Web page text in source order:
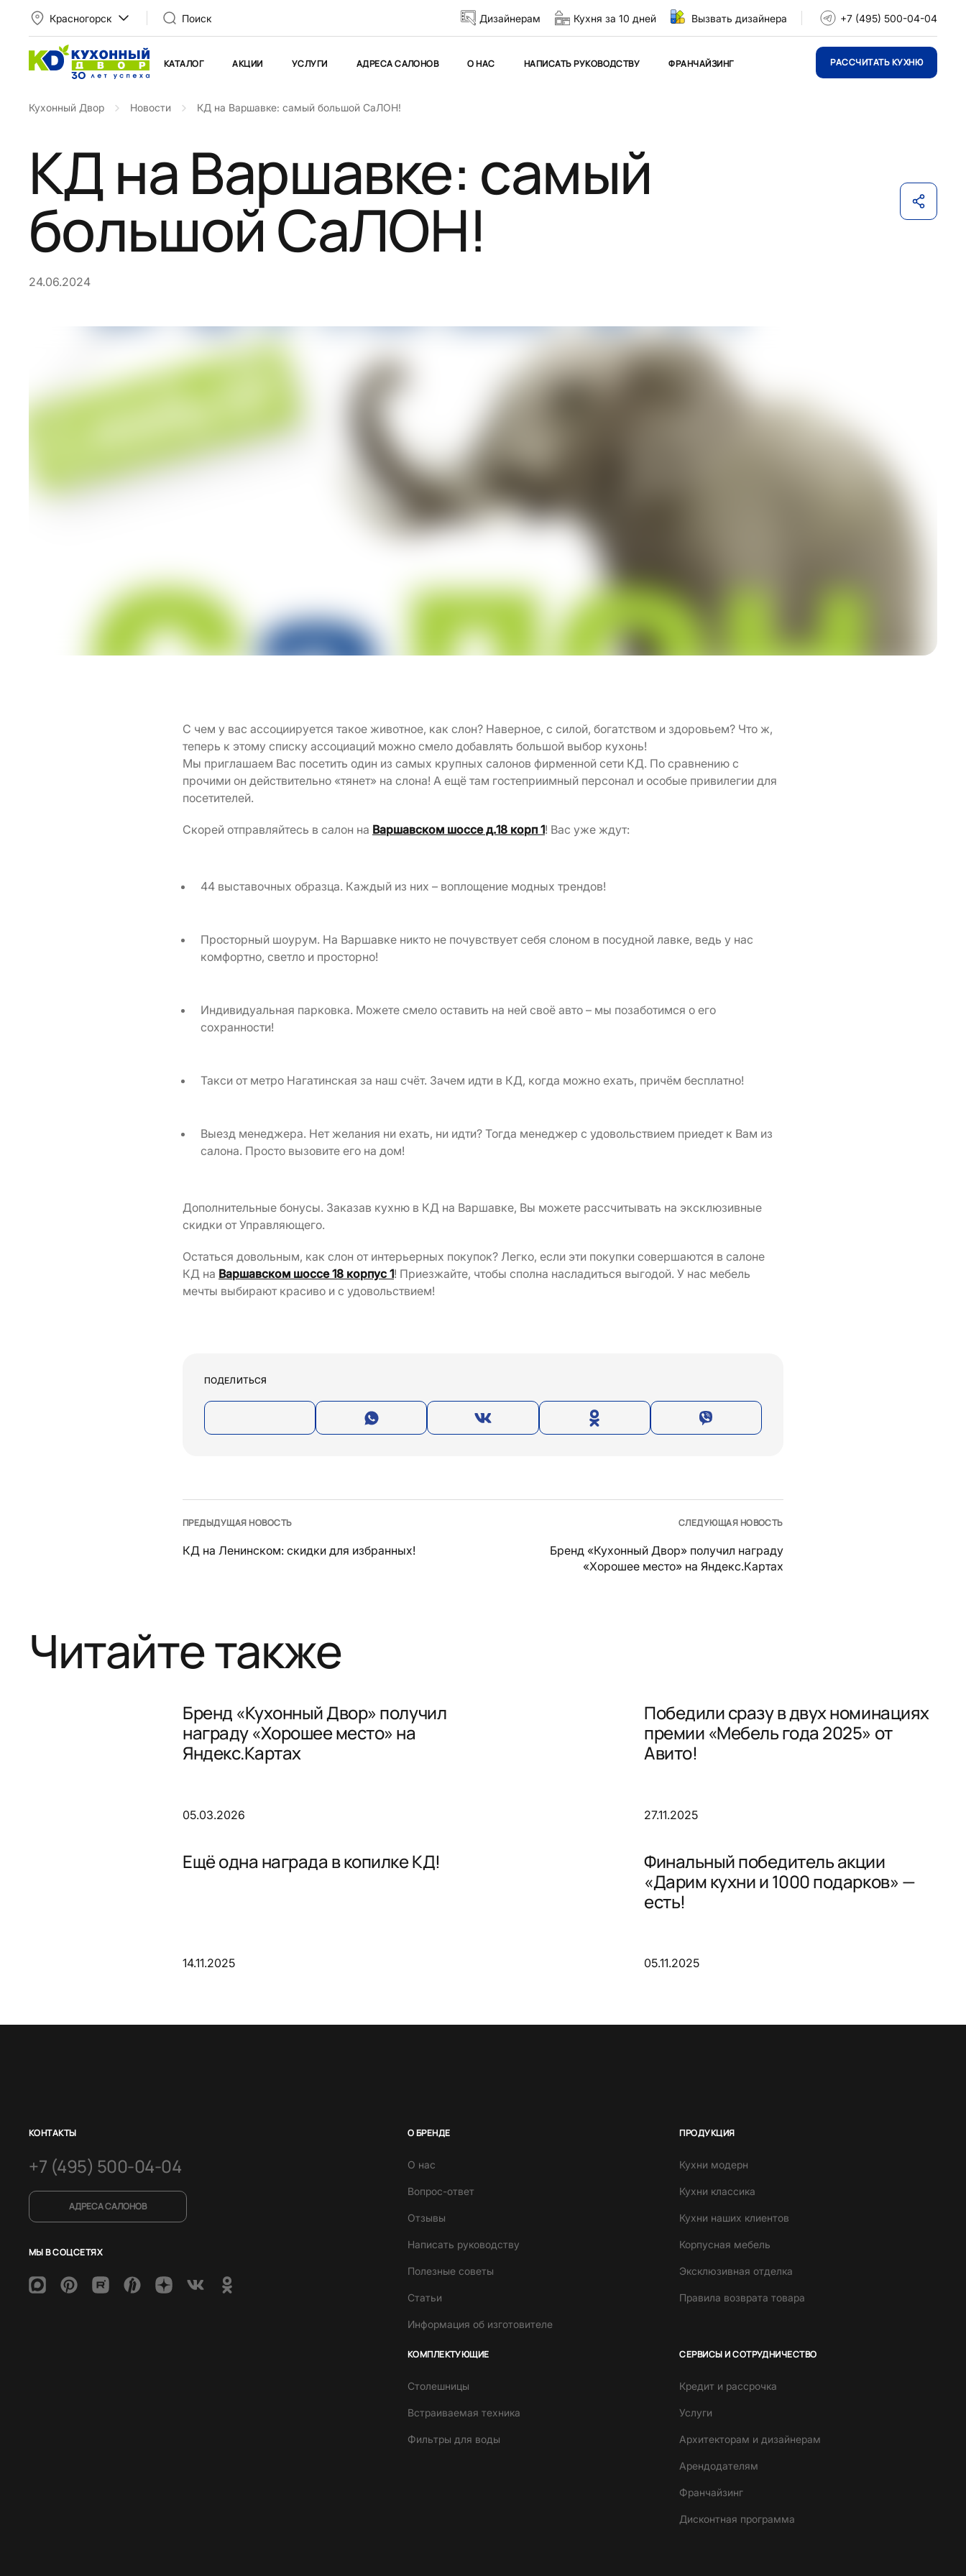
Красногорск Поиск Дизайнерам Кухня за 10 дней Вызвать дизайнера +7 (495) 500-04-04
КАТАЛОГ АКЦИИ УСЛУГИ АДРЕСА САЛОНОВ О НАС НАПИСАТЬ РУКОВОДСТВУ ФРАНЧАЙЗИНГ РАССЧИТАТЬ КУХНЮ
Кухонный Двор Новости КД на Варшавке: самый большой СаЛОН!
КД на Варшавке: самый
большой СаЛОН!
24.06.2024
С чем у вас ассоциируется такое животное, как слон? Наверное, с силой, богатством и здоровьем? Что ж,
теперь к этому списку ассоциаций можно смело добавлять большой выбор кухонь!
Мы приглашаем Вас посетить один из самых крупных салонов фирменной сети КД. По сравнению с
прочими он действительно «тянет» на слона! А ещё там гостеприимный персонал и особые привилегии для
посетителей.
Скорей отправляйтесь в салон на Варшавском шоссе д.18 корп 1! Вас уже ждут:
44 выставочных образца. Каждый из них – воплощение модных трендов!
Просторный шоурум. На Варшавке никто не почувствует себя слоном в посудной лавке, ведь у нас
комфортно, светло и просторно!
Индивидуальная парковка. Можете смело оставить на ней своё авто – мы позаботимся о его
сохранности!
Такси от метро Нагатинская за наш счёт. Зачем идти в КД, когда можно ехать, причём бесплатно!
Выезд менеджера. Нет желания ни ехать, ни идти? Тогда менеджер с удовольствием приедет к Вам из
салона. Просто вызовите его на дом!
Дополнительные бонусы. Заказав кухню в КД на Варшавке, Вы можете рассчитывать на эксклюзивные
скидки от Управляющего.
Остаться довольным, как слон от интерьерных покупок? Легко, если эти покупки совершаются в салоне
КД на Варшавском шоссе 18 корпус 1! Приезжайте, чтобы сполна насладиться выгодой. У нас мебель
мечты выбирают красиво и с удовольствием!
ПОДЕЛИТЬСЯ
ПРЕДЫДУЩАЯ НОВОСТЬ
КД на Ленинском: скидки для избранных!
СЛЕДУЮЩАЯ НОВОСТЬ
Бренд «Кухонный Двор» получил награду
«Хорошее место» на Яндекс.Картах
Читайте также
Бренд «Кухонный Двор» получил
награду «Хорошее место» на
Яндекс.Картах
05.03.2026
Победили сразу в двух номинациях
премии «Мебель года 2025» от
Авито!
27.11.2025
Ещё одна награда в копилке КД!
14.11.2025
Финальный победитель акции
«Дарим кухни и 1000 подарков» —
есть!
05.11.2025
КОНТАКТЫ
+7 (495) 500-04-04
АДРЕСА САЛОНОВ
МЫ В СОЦСЕТЯХ
О БРЕНДЕ
О нас
Вопрос-ответ
Отзывы
Написать руководству
Полезные советы
Статьи
Информация об изготовителе
ПРОДУКЦИЯ
Кухни модерн
Кухни классика
Кухни наших клиентов
Корпусная мебель
Эксклюзивная отделка
Правила возврата товара
КОМПЛЕКТУЮЩИЕ
Столешницы
Встраиваемая техника
Фильтры для воды
СЕРВИСЫ И СОТРУДНИЧЕСТВО
Кредит и рассрочка
Услуги
Архитекторам и дизайнерам
Арендодателям
Франчайзинг
Дисконтная программа